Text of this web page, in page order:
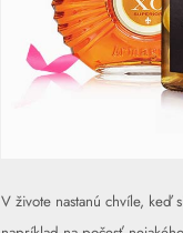
V živote nastanú chvíle, keď